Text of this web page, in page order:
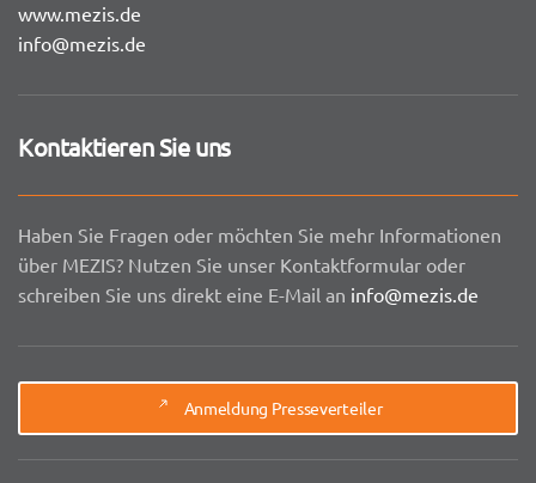
www.mezis.de
info@mezis.de
Kontaktieren Sie uns
Haben Sie Fragen oder möchten Sie mehr Informationen
über MEZIS? Nutzen Sie unser Kontaktformular oder
schreiben Sie uns direkt eine E-Mail an info@mezis.de
Anmeldung Presseverteiler